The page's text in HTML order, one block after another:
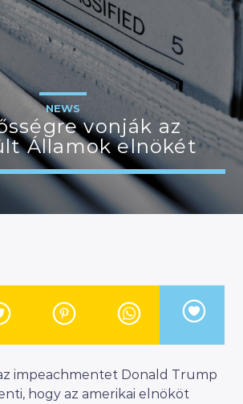
Száraz Lábbal
WORLD
NEWS
vonják az
Államok elnökét
impeachmentet Donald Trump
hogy az amerikai elnököt